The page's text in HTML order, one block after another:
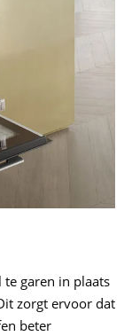
garen in plaats
zorgt ervoor dat
beter